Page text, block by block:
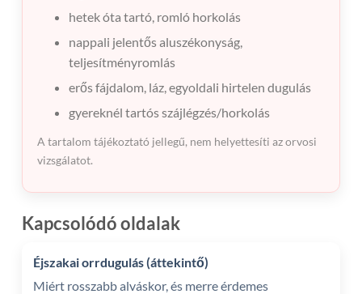
hetek óta tartó, romló horkolás
nappali jelentős aluszékonyság,
teljesítményromlás
erős fájdalom, láz, egyoldali hirtelen dugulás
gyereknél tartós szájlégzés/horkolás
A tartalom tájékoztató jellegű, nem helyettesíti az orvosi
vizsgálatot.
Kapcsolódó oldalak
Éjszakai orrdugulás (áttekintő)
Miért rosszabb alváskor, és merre érdemes